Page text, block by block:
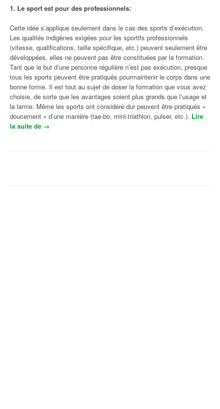
1. Le sport est pour des professionnels:
Cette idée s’applique seulement dans le cas des sports d’exécution.
Les qualités indigènes exigées pour les sportifs professionnels
(vitesse, qualifications, taille spécifique, etc.) peuvent seulement être
développées, elles ne peuvent pas être constituées par la formation.
Tant que le but d’une personne régulière n’est pas exécution, presque
tous les sports peuvent être pratiqués pourmaintenir le corps dans une
bonne forme. Il est tout au sujet de doser la formation que vous avez
choisie, de sorte que les avantages soient plus grands que l’usage et
la larme. Même les sports ont considéré dur peuvent être pratiqués «
doucement » d’une manière (tae-bo, mini-triathlon, pulser, etc.). Lire
la suite de « Mythes sur les Exercices de Fitness avec des
→